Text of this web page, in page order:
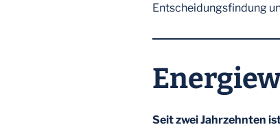
Entscheidungsfindung
Seit zwei Jahrzehnten